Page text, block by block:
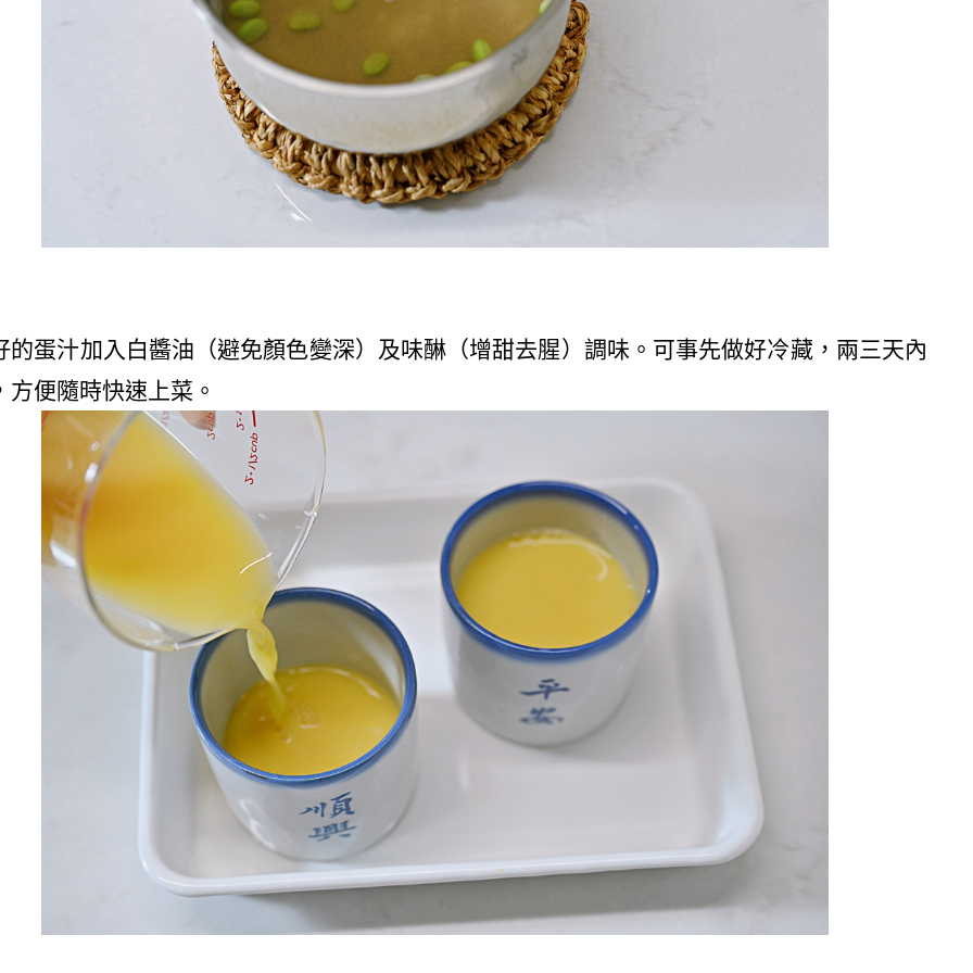
的蛋汁加入白醬油（避免顏色變深）及味醂（增甜去腥）調味。可事先做好冷藏，兩三天內
方便隨時快速上菜。